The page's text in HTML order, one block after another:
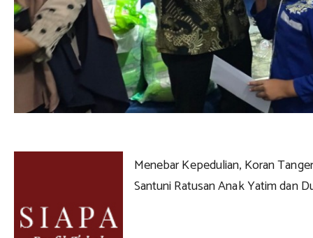
Menebar Kepedulian, Koran
Santuni Ratusan Anak Yatim dan